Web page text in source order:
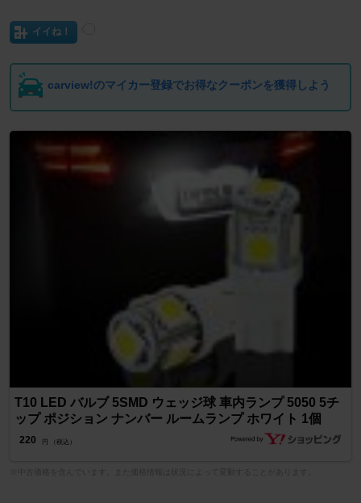
イイね！
carview!のマイカー登録でお得なクーポンを獲得しよう
T10 LED バルブ 5SMD ウェッジ球 車内ランプ 5050 5チ
ップ ポジション ナンバー ルームランプ ホワイト 1個
220 円 （税込）